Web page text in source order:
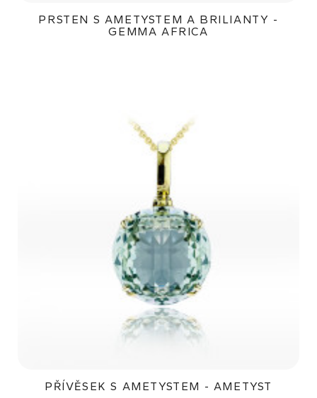
PRSTEN S AMETYSTEM A BRILIANTY -
GEMMA AFRICA
PŘÍVĚSEK S AMETYSTEM - AMETYST